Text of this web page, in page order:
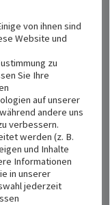
Select
Past Events
نوفمبر 2, 2025 4:00 م
قداس في
‏Heilige Familie
im Breisgau
von ihnen sind
Website und
zu
Sie Ihre
auf unserer
andere uns
verbessern.
werden (z. B.
und Inhalte
Informationen
in unserer
jederzeit